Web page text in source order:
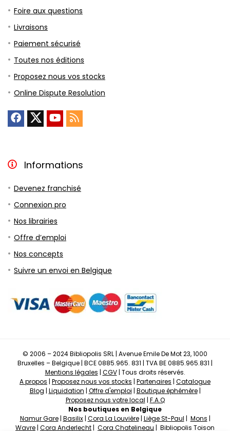
Foire aux questions
Livraisons
Paiement sécurisé
Toutes nos éditions
Proposez nous vos stocks
Online Dispute Resolution
Informations
Devenez franchisé
Connexion pro
Nos librairies
Offre d’emploi
Nos concepts
Suivre un envoi en Belgique
© 2006 – 2024 Bibliopolis SRL | Avenue Emile De Mot 23, 1000
Bruxelles – Belgique | BCE 0885.965. 831 | TVA BE 0885.965.831 |
Mentions légales | CGV| Tous droits réservés.
A propos | Proposez nous vos stocks | Partenaires | Catalogue
Blog | Liquidation | Offre d'emploi | Boutique éphémère|
Proposez nous votre local | F.A.Q
Nos boutiques en Belgique
Namur Gare| Basilix| Cora La Louvière| Liège St-Paul | Mons |
Wavre | Cora Anderlecht | Cora Chatelineau | Bibliopolis Toison